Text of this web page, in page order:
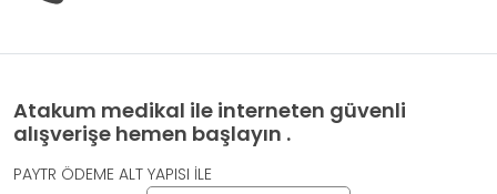
Atakum medikal ile interneten güvenli
alışverişe hemen başlayın .
PAYTR ÖDEME ALT YAPISI İLE